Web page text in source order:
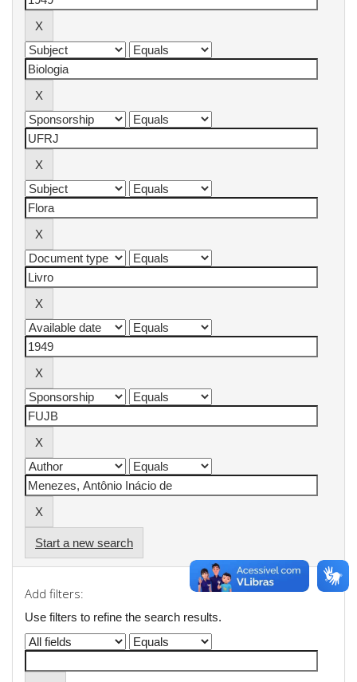
Start a new search
Add filters:
Use filters to refine the search results.